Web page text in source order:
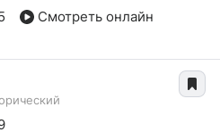
Смотреть онлайн